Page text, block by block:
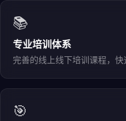
📚
专业培训体系
完善的线上线下培训课程，
🎯